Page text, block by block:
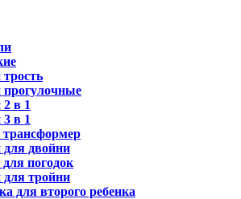
прогулочные
в 1
в 1
трансформер
для двойни
погодок
для тройни
для второго ребенка